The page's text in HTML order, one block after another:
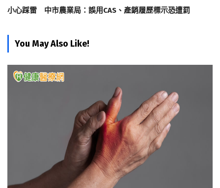
小心踩雷 中市農業局：誤用CAS、產銷履歷標示恐遭罰
You May Also Like!